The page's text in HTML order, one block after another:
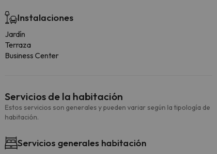
Instalaciones
Jardín
Terraza
Business Center
Servicios de la habitación
Estos servicios son generales y pueden variar según la tipología de
habitación.
Servicios generales habitación